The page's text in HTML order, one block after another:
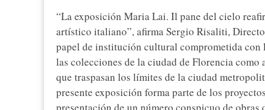
“La exposición Maria Lai. Il pane del cielo
artístico italiano”, afirma Sergio Risaliti,
papel de institución cultural comprometida
las colecciones de la ciudad de Florencia como
que traspasan los límites de la ciudad
presente exposición forma parte de los